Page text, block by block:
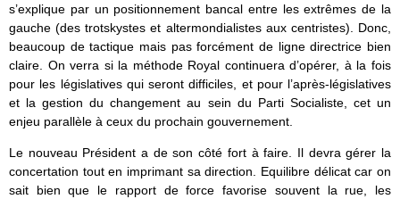
s’explique par un positionnement bancal entre les extrêmes de la
gauche (des trotskystes et altermondialistes aux centristes). Donc,
beaucoup de tactique mais pas forcément de ligne directrice bien
claire. On verra si la méthode Royal continuera d’opérer, à la fois
pour les législatives qui seront difficiles, et pour l’après-législatives
et la gestion du changement au sein du Parti Socialiste, cet un
enjeu parallèle à ceux du prochain gouvernement.
Le nouveau Président a de son côté fort à faire. Il devra gérer la
concertation tout en imprimant sa direction. Equilibre délicat car on
sait bien que le rapport de force favorise souvent la rue, les